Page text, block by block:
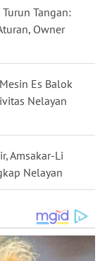
Tangan:
Owner
Es Balok
Nelayan
Amsakar-Li
Nelayan